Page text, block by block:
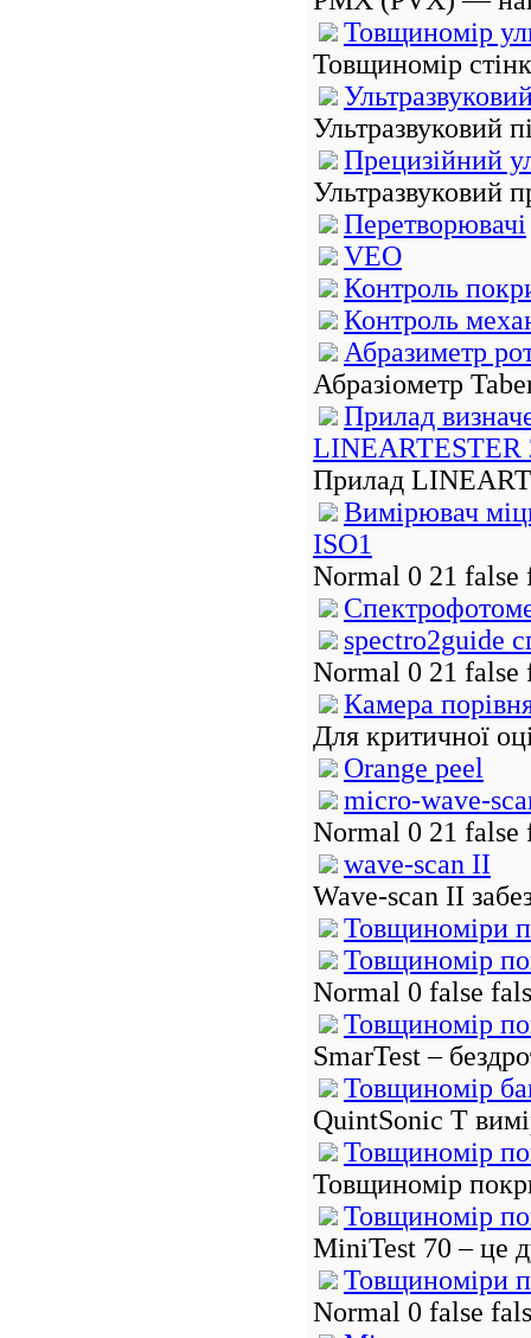
Товщиномір
Товщиномір
Ультразвуковий
Прецизійний
Ультразвуковий
Перетворювачі
VEO
Контроль
Контроль
Абразиметр
Абразіометр
Прилад
LINEARTESTER
Прилад
Вимірювач
ISO1
Normal 0 21
spectro2guide
Normal 0 21
Камера
Для критичної
Orange peel
micro-wave-
Normal 0 21
wave-scan II
Wave-scan II
Товщиноміри
Товщиномір
Normal 0 false
Товщиномір
SmarTest –
Товщиномір
QuintSonic T
Товщиномір
Товщиномір
Товщиномір
MiniTest 70 – це
Товщиноміри
Normal 0 false